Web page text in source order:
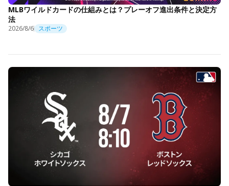
MLBワイルドカードの仕組みとは？プレーオフ進出条件と決定方
法
2026/8/6 スポーツ